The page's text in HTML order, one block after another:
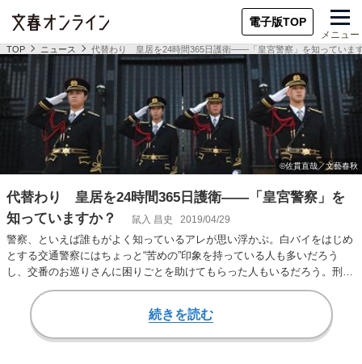
電子版TOP
メニュー
TOP ニュース 代替わり 皇居を24時間365日護衛――「皇宮警察」を知っていま
代替わり 皇居を24時間365日護衛――「皇宮警察」を
知っていますか？
鼠入 昌史 2019/04/29
警察、といえば誰もがよく知っているアレが思い浮かぶ。白バイをはじめ
とする交通警察にはちょっと“苦めの”印象を持っている人も多いだろう
し、交番のお巡りさんに困りごとを助けてもらった人もいるだろう。刑事
さん……とは直接…
続きを読む